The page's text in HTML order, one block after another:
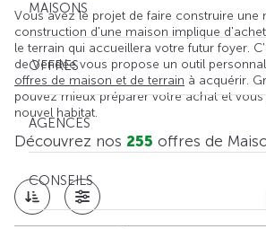
MAISONS
OFFRES
AGENCES
CONSEILS
Vous avez le projet de faire construire une
construction d'une maison implique
le terrain qui accueillera votre futur foyer.
de Vendée vous propose un outil
offres de maison et de terrain à acquérir.
pouvez mieux préparer votre achat et
nouvel habitat.
Découvrez nos 255 offres de